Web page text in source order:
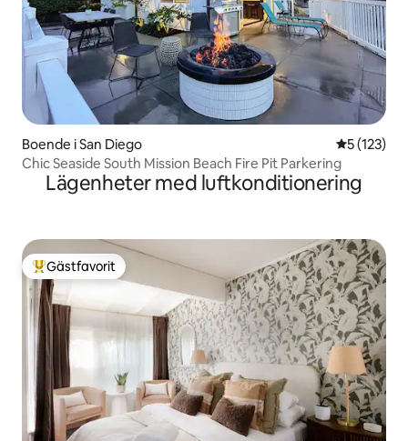
Boende i San Diego 5 av 5 i
5 (123)
Chic Seaside South Mission Beach Fire Pit Parkering
Lägenheter med luftkonditionering
Populär gästfavorit
Gästfavorit